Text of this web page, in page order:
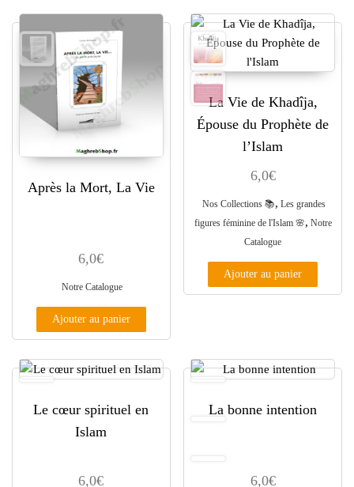
Après la Mort, La Vie
6,0€
Notre Catalogue
Ajouter au panier
La Vie de Khadîja,
Épouse du Prophète de
l’Islam
6,0€
Nos Collections 📚, Les grandes
figures féminine de l'Islam 🌸, Notre
Catalogue
Ajouter au panier
Le cœur spirituel en
Islam
6,0€
La bonne intention
6,0€